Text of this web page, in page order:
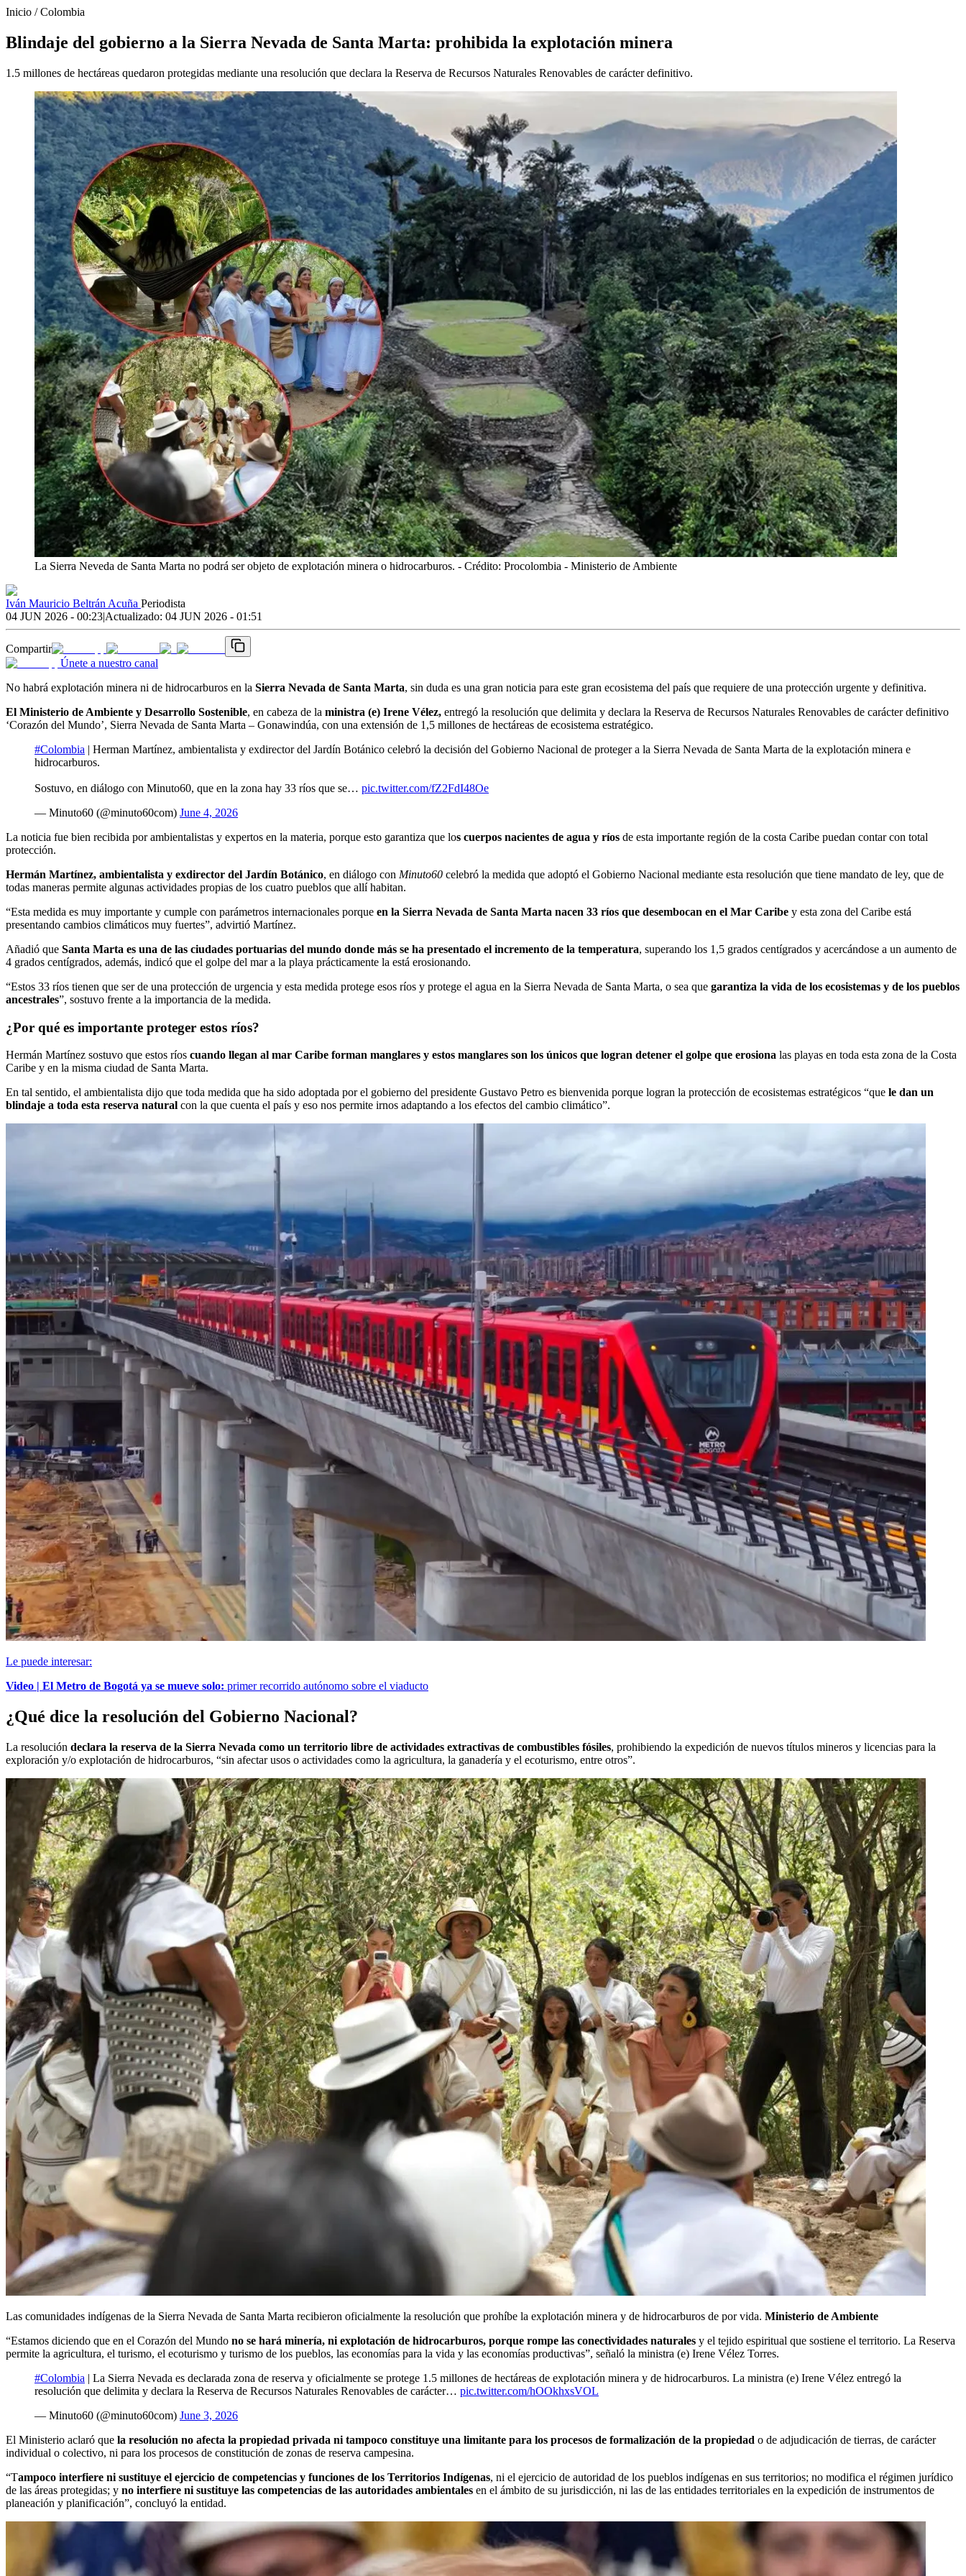
Inicio /Colombia
Blindaje del gobierno a la Sierra Nevada de Santa Marta: prohibida la explotación minera
1.5 millones de hectáreas quedaron protegidas mediante una resolución que declara la Reserva de Recursos Naturales Renovables de carácter definitivo.
La Sierra Neveda de Santa Marta no podrá ser objeto de explotación minera o hidrocarburos. - Crédito: Procolombia - Ministerio de Ambiente
Iván Mauricio Beltrán Acuña Periodista
04 JUN 2026 - 00:23|Actualizado: 04 JUN 2026 - 01:51
Compartir
Únete a nuestro canal
No habrá explotación minera ni de hidrocarburos en la Sierra Nevada de Santa Marta, sin duda es una gran noticia para este gran ecosistema del país que requiere de una protección urgente y definitiva.
El Ministerio de Ambiente y Desarrollo Sostenible, en cabeza de la ministra (e) Irene Vélez, entregó la resolución que delimita y declara la Reserva de Recursos Naturales Renovables de carácter definitivo
‘Corazón del Mundo’, Sierra Nevada de Santa Marta – Gonawindúa, con una extensión de 1,5 millones de hectáreas de ecosistema estratégico.
#Colombia | Herman Martínez, ambientalista y exdirector del Jardín Botánico celebró la decisión del Gobierno Nacional de proteger a la Sierra Nevada de Santa Marta de la explotación minera e
hidrocarburos.
Sostuvo, en diálogo con Minuto60, que en la zona hay 33 ríos que se… pic.twitter.com/fZ2FdI48Oe
— Minuto60 (@minuto60com) June 4, 2026
La noticia fue bien recibida por ambientalistas y expertos en la materia, porque esto garantiza que los cuerpos nacientes de agua y ríos de esta importante región de la costa Caribe puedan contar con total
protección.
Hermán Martínez, ambientalista y exdirector del Jardín Botánico, en diálogo con Minuto60 celebró la medida que adoptó el Gobierno Nacional mediante esta resolución que tiene mandato de ley, que de
todas maneras permite algunas actividades propias de los cuatro pueblos que allí habitan.
“Esta medida es muy importante y cumple con parámetros internacionales porque en la Sierra Nevada de Santa Marta nacen 33 ríos que desembocan en el Mar Caribe y esta zona del Caribe está
presentando cambios climáticos muy fuertes”, advirtió Martínez.
Añadió que Santa Marta es una de las ciudades portuarias del mundo donde más se ha presentado el incremento de la temperatura, superando los 1,5 grados centígrados y acercándose a un aumento de
4 grados centígrados, además, indicó que el golpe del mar a la playa prácticamente la está erosionando.
“Estos 33 ríos tienen que ser de una protección de urgencia y esta medida protege esos ríos y protege el agua en la Sierra Nevada de Santa Marta, o sea que garantiza la vida de los ecosistemas y de los pueblos
ancestrales”, sostuvo frente a la importancia de la medida.
¿Por qué es importante proteger estos ríos?
Hermán Martínez sostuvo que estos ríos cuando llegan al mar Caribe forman manglares y estos manglares son los únicos que logran detener el golpe que erosiona las playas en toda esta zona de la Costa
Caribe y en la misma ciudad de Santa Marta.
En tal sentido, el ambientalista dijo que toda medida que ha sido adoptada por el gobierno del presidente Gustavo Petro es bienvenida porque logran la protección de ecosistemas estratégicos “que le dan un
blindaje a toda esta reserva natural con la que cuenta el país y eso nos permite irnos adaptando a los efectos del cambio climático”.
Le puede interesar:
Video | El Metro de Bogotá ya se mueve solo: primer recorrido autónomo sobre el viaducto
¿Qué dice la resolución del Gobierno Nacional?
La resolución declara la reserva de la Sierra Nevada como un territorio libre de actividades extractivas de combustibles fósiles, prohibiendo la expedición de nuevos títulos mineros y licencias para la
exploración y/o explotación de hidrocarburos, “sin afectar usos o actividades como la agricultura, la ganadería y el ecoturismo, entre otros”.
Las comunidades indígenas de la Sierra Nevada de Santa Marta recibieron oficialmente la resolución que prohíbe la explotación minera y de hidrocarburos de por vida. Ministerio de Ambiente
“Estamos diciendo que en el Corazón del Mundo no se hará minería, ni explotación de hidrocarburos, porque rompe las conectividades naturales y el tejido espiritual que sostiene el territorio. La Reserva
permite la agricultura, el turismo, el ecoturismo y turismo de los pueblos, las economías para la vida y las economías productivas”, señaló la ministra (e) Irene Vélez Torres.
#Colombia | La Sierra Nevada es declarada zona de reserva y oficialmente se protege 1.5 millones de hectáreas de explotación minera y de hidrocarburos. La ministra (e) Irene Vélez entregó la
resolución que delimita y declara la Reserva de Recursos Naturales Renovables de carácter… pic.twitter.com/hOOkhxsVOL
— Minuto60 (@minuto60com) June 3, 2026
El Ministerio aclaró que la resolución no afecta la propiedad privada ni tampoco constituye una limitante para los procesos de formalización de la propiedad o de adjudicación de tierras, de carácter
individual o colectivo, ni para los procesos de constitución de zonas de reserva campesina.
“Tampoco interfiere ni sustituye el ejercicio de competencias y funciones de los Territorios Indígenas, ni el ejercicio de autoridad de los pueblos indígenas en sus territorios; no modifica el régimen jurídico
de las áreas protegidas; y no interfiere ni sustituye las competencias de las autoridades ambientales en el ámbito de su jurisdicción, ni las de las entidades territoriales en la expedición de instrumentos de
planeación y planificación”, concluyó la entidad.